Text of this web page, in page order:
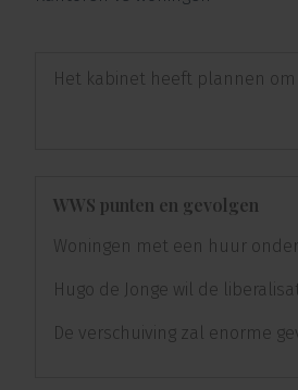
Het kabinet heeft plannen
WWS punten en gevolgen
Woningen met een huur
Hugo de Jonge wil de
De verschuiving zal enorme